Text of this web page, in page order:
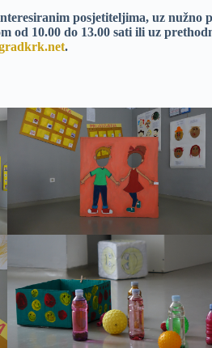
posjetiteljima, uz
od 10.00 do 13.00 sati ili uz
.